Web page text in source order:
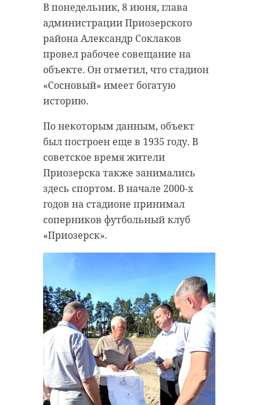
В понедельник, 8 июня, глава
администрации Приозерского
района Александр Соклаков
провел рабочее совещание на
объекте. Он отметил, что стадион
«Сосновый» имеет богатую
историю.
По некоторым данным, объект
был построен еще в 1935 году. В
советское время жители
Приозерска также занимались
здесь спортом. В начале 2000-х
годов на стадионе принимал
соперников футбольный клуб
«Приозерск».